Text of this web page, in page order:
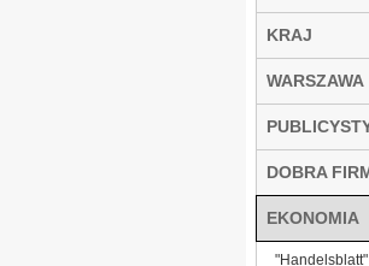
KRAJ
WARSZAWA
DOBRA
EKONOMIA
"Handelsblatt"